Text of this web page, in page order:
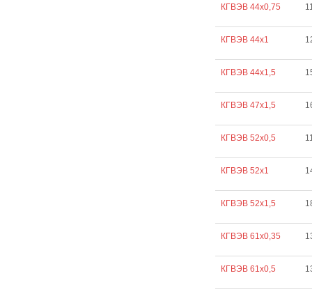
КГВЭВ 44х0,75
КГВЭВ 44х1
КГВЭВ 44х1,5
КГВЭВ 47х1,5
КГВЭВ 52х0,5
КГВЭВ 52х1
КГВЭВ 52х1,5
КГВЭВ 61х0,35
КГВЭВ 61х0,5